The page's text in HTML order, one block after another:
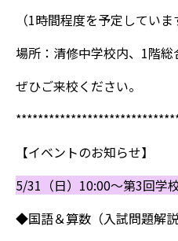
（1時間程度を予定していま
場所：清修中学校内、1階総
ぜひご来校ください。
【イベントのお知らせ】
5/31（日）10:00～第3回学
◆国語＆算数（入試問題解説